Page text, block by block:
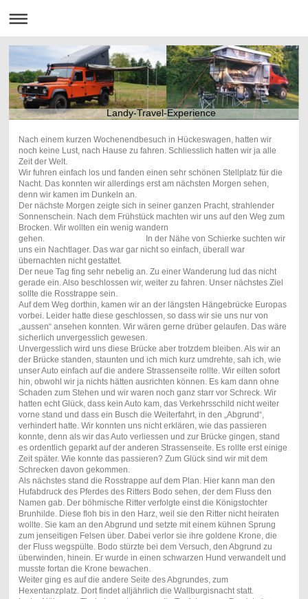
Landy-Travel-Experience
Nach einem kurzen Wochenendbesuch in Hückeswagen, hatten wir
noch keine Lust, nach Hause zu fahren. Schliesslich hatten wir ja alle
Zeit der Welt.
Wir fuhren einfach los und fanden einen sehr schönen Stellplatz für die
Nacht. Das konnten wir allerdings erst am nächsten Morgen sehen,
denn wir kamen im Dunkeln an.
Der nächste Morgen zeigte sich in seiner ganzen Pracht, strahlender
Sonnenschein. Nach dem Frühstück machten wir uns auf den Weg zum
Brocken. Wir wollten ein wenig wandern
gehen. In der Nähe von Schierke suchten wir
uns ein Nachtlager. Das war gar nicht so einfach, überall war
übernachten nicht gestattet.
Der neue Tag fing sehr nebelig an. Zu einer Wanderung lud das nicht
gerade ein. Also beschlossen wir, weiter zu fahren. Unser nächstes Ziel
sollte die Rosstrappe sein.
Auf dem Weg dorthin, kamen wir an der längsten Hängebrücke Europas
vorbei. Leider hatte diese geschlossen, so dass wir sie uns nur von
„aussen“ ansehen konnten. Wir wären gerne drüber gelaufen. Das wäre
sicherlich unvergesslich gewesen.
Unvergesslich wird uns diese Brücke aber trotzdem bleiben. Als wir an
der Brücke standen, staunten und ich mich kurz umdrehte, sah ich, wie
unser Auto einfach auf die andere Strassenseite rollte. Wir eilten sofort
hin, obwohl wir ja nichts hätten ausrichten können. Es kam dann ohne
Schaden zum Stehen und wir waren noch ganz starr vor Schreck. Wir
hatten echt Glück, dass kein Auto kam, das Verkehrsschild nicht weiter
vorne stand und dass ein Busch die Weiterfahrt, in den „Abgrund“,
verhindert hatte. Wir konnten uns nicht erklären, wie das passieren
konnte, denn als wir das Auto verliessen und zur Brücke gingen, stand
es ordentlich geparkt auf der anderen Strassenseite. Es rollte erst einige
Zeit später. Wie konnte das passieren? Zum Glück sind wir mit dem
Schrecken davon gekommen.
Als nächstes stand die Rosstrappe auf dem Plan. Hier kann man den
Hufabdruck des Pferdes des Ritters Bodo sehen, der dem Fluss den
Namen gab. Der böhmische Ritter verfolgte einst die Königstochter
Brunhilde. Diese floh bis in den Harz, weil sie den Ritter nicht heiraten
wollte. Sie kam an den Abgrund und setzte mit einem kühnen Sprung
zum jenseitigen Felsen über. Dabei verlor sie ihre goldene Krone, die
der Fluss wegspülte. Bodo stürzte bei dem Versuch, den Abgrund zu
überwinden, hinein. Er wurde in einen schwarzen Hund verwandelt und
musste fortan die Krone bewachen.
Weiter ging es auf die andere Seite des Abgrundes, zum
Hexentanzplatz. Dort findet alljährlich die Wallburgisnacht statt.